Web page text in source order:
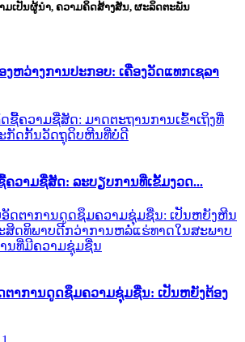
ມເປັນຜູ້ນຳ, ຄວາມຄິດສ້າງສັນ, ຜະລິດຕະພັນ
ຫວ່າງການປະກອບ: ເຄື່ອງວັດແທກເຊລາ
ວາມຊື່ສັດ: ລະບຽບການທີ່ເຂັ້ມງວດ...
ຕາການດູດຊຶມຄວາມຊຸ່ມຊື່ນ: ເປັນຫຍັງຕ້ອງ